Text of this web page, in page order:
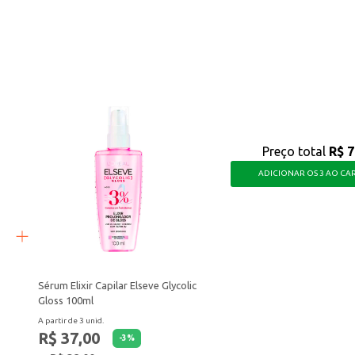
o manuseio e a revenda em diversos tipos de estabelecimentos.
Sérum Elixir Capilar Elseve Glycolic
Gloss 100ml
A partir de 3 unid.
R$ 37,00 -3%
Preço total R$
ADICIONAR OS 3 AO